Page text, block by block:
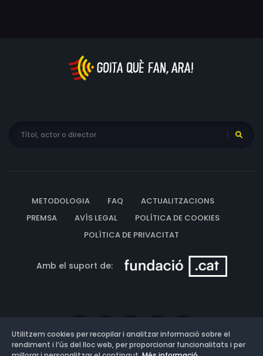
METODOLOGIA FAQ
ACTUALITZACIONS
PREMSA
AVÍS LEGAL
POLÍTICA DE COOKIES
POLÍTICA DE PRIVACITAT
Amb el suport de:
Utilitzem cookies per recopilar i analitzar informació sobre el
rendiment i l’ús del lloc web, per proporcionar funcionalitats i per